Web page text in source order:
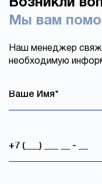
Возникли
Мы вам
Наш менеджер
необходимую